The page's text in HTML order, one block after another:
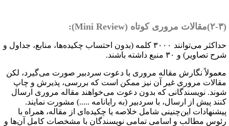
Mini Review
):
حداکثر می‌توانند ۳۰۰۰ کلمه (بدون احتساب چکیده‌ها، منابع، جداول و
تصاویر) و ۳۰ منبع داشته باشند.
نگارش مقاله مروری با دعوت سردبیر صورت می‌گیرد، لکن
مروری غیر آن نیز ممکن است که بررسی، پذیرش و چاپ
نویسندگانی که بدون دعوت می‌خواهند مقاله مروری ارسال
پیش از ارسال، با سردبیر (به رایانامه .....) مشورت نمایند.
این‌چنینی شامل خلاصه یا چکیده‌ای از مقاله، همراه با
مطالب و اسامی تمامی نویسندگان با مشخصات کامل آن‌ها و